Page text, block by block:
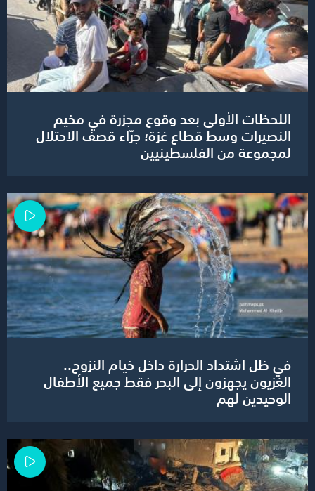
اللحظات الأولى بعد وقوع مجزرة في مخيم
النصيرات وسط قطاع غزة؛ جرّاء قصف الاحتلال
لمجموعة من الفلسطينيين
في ظل اشتداد الحرارة داخل خيام النزوح..
الغزيون يجهزون إلى البحر فقط جميع الأطفال
الوحيدين لهم